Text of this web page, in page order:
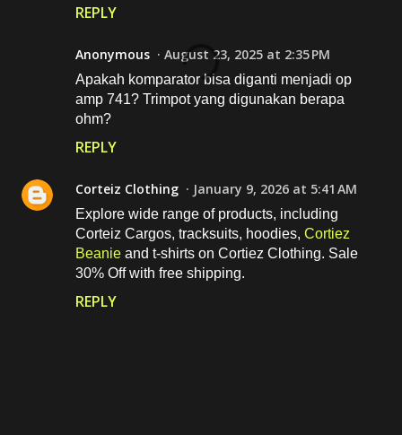
REPLY
Anonymous August 23, 2025 at 2:35 PM
Apakah komparator bisa diganti menjadi op
amp 741? Trimpot yang digunakan berapa
ohm?
REPLY
Corteiz Clothing January 9, 2026 at 5:41 AM
Explore wide range of products, including
Corteiz Cargos, tracksuits, hoodies, Cortiez
Beanie and t-shirts on Cortiez Clothing. Sale
30% Off with free shipping.
REPLY